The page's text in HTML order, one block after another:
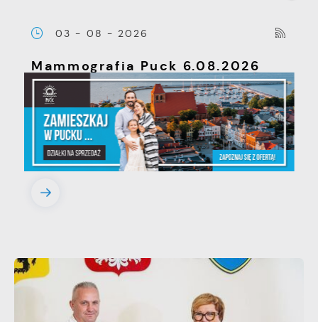
03 - 08 - 2026
Mammografia Puck 6.08.2026
Letnia mammograficzna
ofensywa – kobieto, nie czekaj,
badaj się! • 06.08.2026 Puck ul...